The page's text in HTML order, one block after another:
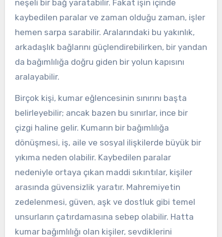
neşeli bir bağ yaratabilir. Fakat işin içinde
kaybedilen paralar ve zaman olduğu zaman, işler
hemen sarpa sarabilir. Aralarındaki bu yakınlık,
arkadaşlık bağlarını güçlendirebilirken, bir yandan
da bağımlılığa doğru giden bir yolun kapısını
aralayabilir.
Birçok kişi, kumar eğlencesinin sınırını başta
belirleyebilir; ancak bazen bu sınırlar, ince bir
çizgi haline gelir. Kumarın bir bağımlılığa
dönüşmesi, iş, aile ve sosyal ilişkilerde büyük bir
yıkıma neden olabilir. Kaybedilen paralar
nedeniyle ortaya çıkan maddi sıkıntılar, kişiler
arasında güvensizlik yaratır. Mahremiyetin
zedelenmesi, güven, aşk ve dostluk gibi temel
unsurların çatırdamasına sebep olabilir. Hatta
kumar bağımlılığı olan kişiler, sevdiklerini